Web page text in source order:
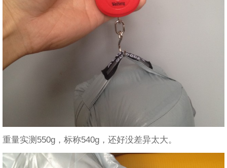
重量实测550g，标称540g，还好没差异太大。